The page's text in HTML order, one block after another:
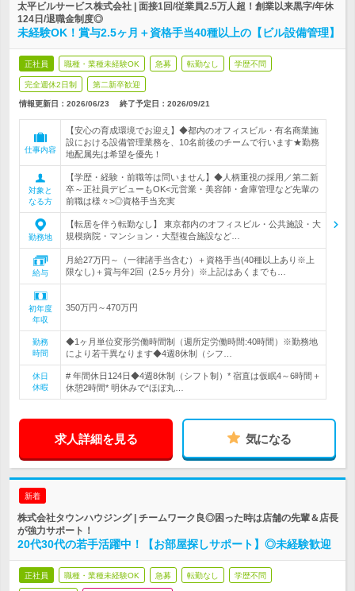
太平ビルサービス株式会社 | 面接1回/従業員2.5万人超！創業以来黒字/年休
124日/退職金制度◎
未経験OK！賞与2.5ヶ月＋資格手当40種以上の【ビル設備管理】
正社員 職種・業種未経験OK 急募 転勤なし 学歴不問
完全週休2日制 第二新卒歓迎
情報更新日：2026/06/23 終了予定日： 2026/09/21
仕事内容
【安心の育成環境でお迎え】◆都内のオフィスビル・有名商業施
設における設備管理業務を、10名前後のチームで行います★勤務
地配属先は希望を優先！
対象と
なる方
【学歴・経験・前職等は問いません】◆人柄重視の採用／第二新
卒～正社員デビューもOK<元営業・美容師・倉庫管理など先輩の
前職は様々>◎資格手当充実
勤務地
【転居を伴う転勤なし】 東京都内のオフィスビル・公共施設・大
規模病院・マンション・大型複合施設など…
給与
月給27万円～（一律諸手当含む）＋資格手当(40種以上あり※上
限なし)＋賞与年2回（2.5ヶ月分）※上記はあくまでも…
初年度
年収
350万円～470万円
勤務
時間
◆1ヶ月単位変形労働時間制（週所定労働時間:40時間）※勤務地
により若干異なります◆4週8休制（シフ…
休日
休暇
# 年間休日124日◆4週8休制（シフト制）* 宿直は仮眠4～6時間＋
休憩2時間* 明休みで“ほぼ丸…
求人詳細を見る 気になる
新着
株式会社タウンハウジング | チームワーク良◎困った時は店舗の先輩＆店長
が強力サポート！
20代30代の若手活躍中！【お部屋探しサポート】◎未経験歓迎
正社員 職種・業種未経験OK 急募 転勤なし 学歴不問